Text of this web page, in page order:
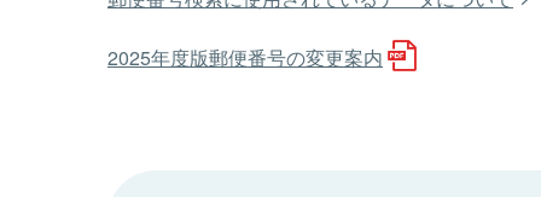
2025年度版郵便番号の変更案内